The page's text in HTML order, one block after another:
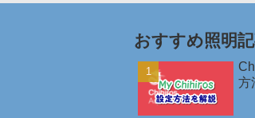
おすすめ照明
方